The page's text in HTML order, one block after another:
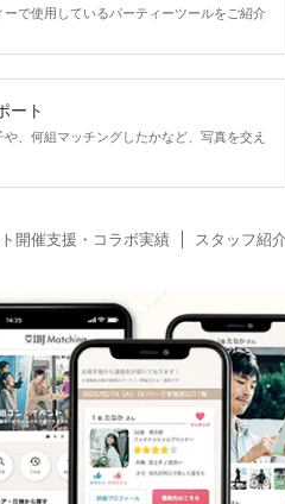
で使用しているパーティーツールをご紹介
ート
、何組マッチングしたかなど、写真を交え
開催支援・コラボ実績 スタッフ紹介